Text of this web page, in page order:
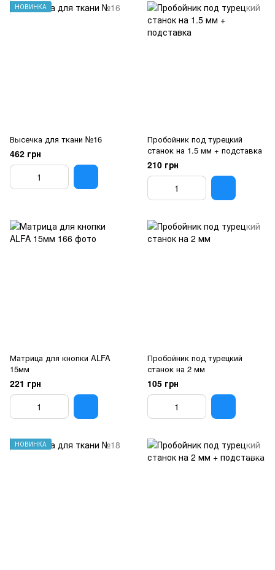
НОВИНКА
Высечка для ткани №16
462 грн
Пробойник под турецкий
станок на 1.5 мм + подставка
210 грн
Матрица для кнопки ALFA
15мм
221 грн
Пробойник под турецкий
станок на 2 мм
105 грн
НОВИНКА